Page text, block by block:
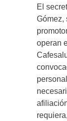
El
Gómez,
operan